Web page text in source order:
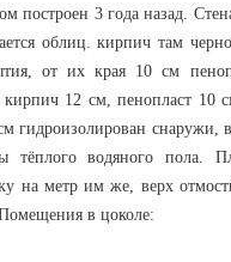
построен 3 года назад.
облиц. кирпич там
от их края 10 см
12 см, пенопласт 10
снаружи,
водяного пола.
на метр им же, верх
в цоколе: